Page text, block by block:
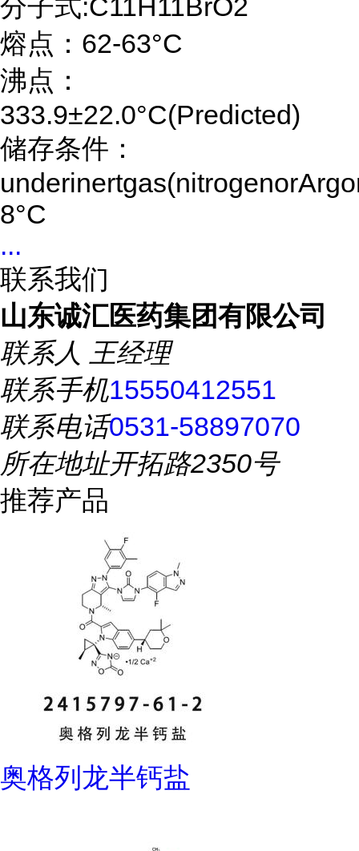
分子式:C11H11BrO2
熔点：62-63°C
沸点：
333.9±22.0°C(Predicted)
储存条件：
8°C
...
联系我们
山东诚汇医药集团有限公司
联系人 王经理
联系手机15550412551
联系电话0531-58897070
所在地址开拓路2350号
推荐产品
奥格列龙半钙盐